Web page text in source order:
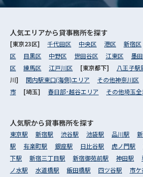
人気エリアから貸事務所を探す
[東京23区] 千代田区 中央区 港区 新宿区
区
目黒区 中野区 世田谷区 江東区 墨
区
練馬区 江戸川区 [東京都下] 八王子駅
川] 関内駅東口(海側)エリア その他神奈川区
市
[埼玉] 春日部･越谷エリア その他埼玉
人気駅から貸事務所を探す
東京駅 新宿駅 渋谷駅 池袋駅 品川駅
駅
有楽町駅 銀座駅 日比谷駅 虎ノ門駅
下駅
新宿三丁目駅 新宿御苑前駅 神田駅
ノ水駅
水道橋駅 飯田橋駅 四ツ谷駅 市ケ